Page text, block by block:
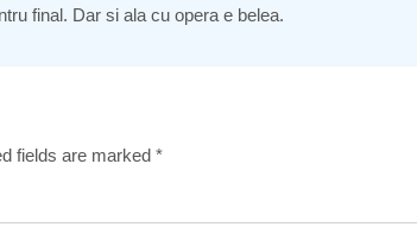
final. Dar si ala cu opera e belea.
fields are marked *